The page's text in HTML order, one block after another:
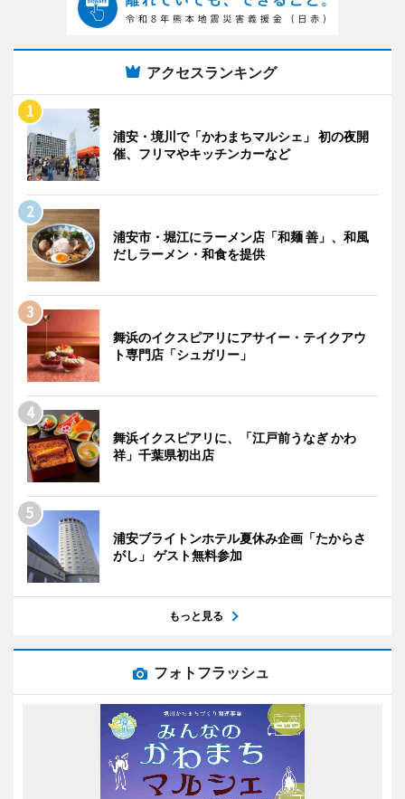
アクセスランキング
浦安・境川で「かわまちマルシェ」 初の夜開
催、フリマやキッチンカーなど
浦安市・堀江にラーメン店「和麺 善」、和風
だしラーメン・和食を提供
舞浜のイクスピアリにアサイー・テイクアウ
ト専門店「シュガリー」
舞浜イクスピアリに、「江戸前うなぎ かわ
祥」千葉県初出店
浦安ブライトンホテル夏休み企画「たからさ
がし」 ゲスト無料参加
もっと見る
フォトフラッシュ